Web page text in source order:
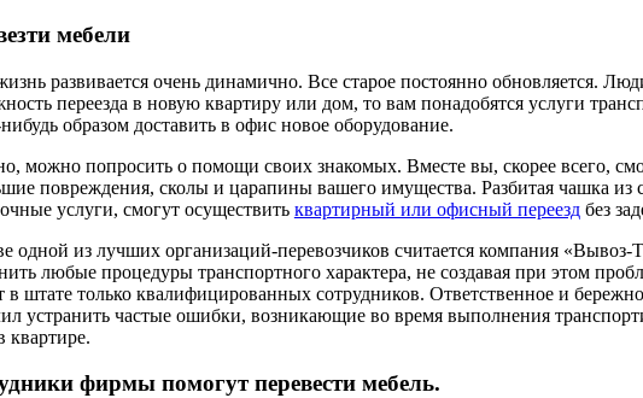
мебели
развивается очень динамично. Все старое постоянно обновляется.
переезда в новую квартиру или дом, то вам понадобятся услуги
образом доставить в офис новое оборудование.
можно попросить о помощи своих знакомых. Вместе вы, скорее всего,
повреждения, сколы и царапины вашего имущества. Разбитая чашка
услуги, смогут осуществить квартирный или офисный переездбез
одной из лучших организаций-перевозчиков считается компания
любые процедуры транспортного характера, не создавая при этом
в штате только квалифицированных сотрудников. Ответственное и
устранить частые ошибки, возникающие во время выполнения
квартире.
фирмы помогут перевести мебель.